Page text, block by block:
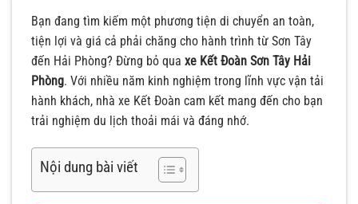
Bạn đang tìm kiếm một phương tiện di chuyển an toàn,
tiện lợi và giá cả phải chăng cho hành trình từ Sơn Tây
đến Hải Phòng? Đừng bỏ qua xe Kết Đoàn Sơn Tây Hải
Phòng. Với nhiều năm kinh nghiệm trong lĩnh vực vận tải
hành khách, nhà xe Kết Đoàn cam kết mang đến cho bạn
trải nghiệm du lịch thoải mái và đáng nhớ.
Nội dung bài viết